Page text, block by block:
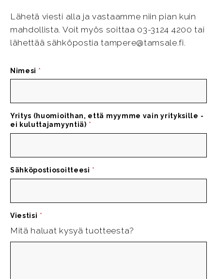
Lähetä viesti alla ja vastaamme niin pian kuin
mahdollista. Voit myös soittaa 03-3124 4200 tai
lähettää sähköpostia tampere@tamsale.fi.
Nimesi *
Yritys (huomioithan, että myymme vain yrityksille -
ei kuluttajamyyntiä) *
Sähköpostiosoitteesi *
Viestisi *
Mitä haluat kysyä tuotteesta?